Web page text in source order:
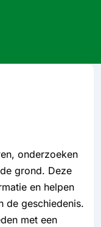
onderzoeken
grond. Deze
en helpen
de geschiedenis.
met een